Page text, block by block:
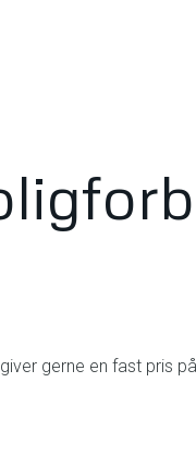
gerne en fast pris